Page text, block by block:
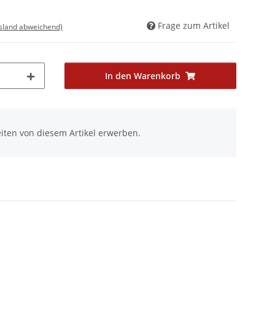
abweichend) Frage zum Artikel
In den Warenkorb
von diesem Artikel erwerben.